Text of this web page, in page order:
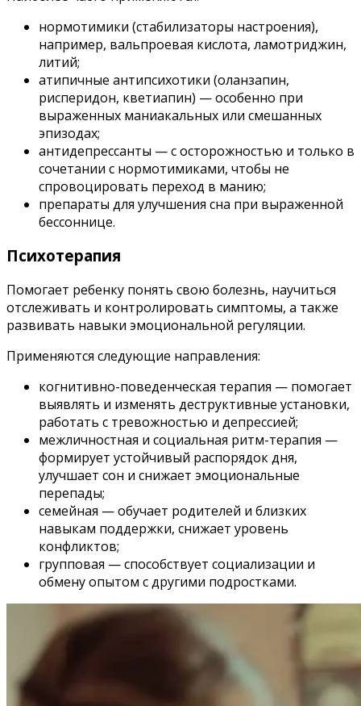
нормотимики (стабилизаторы настроения),
например, вальпроевая кислота, ламотриджин,
литий;
атипичные антипсихотики (оланзапин,
рисперидон, кветиапин) — особенно при
выраженных маниакальных или смешанных
эпизодах;
антидепрессанты — с осторожностью и только в
сочетании с нормотимиками, чтобы не
спровоцировать переход в манию;
препараты для улучшения сна при выраженной
бессоннице.
Психотерапия
Помогает ребенку понять свою болезнь, научиться
отслеживать и контролировать симптомы, а также
развивать навыки эмоциональной регуляции.
Применяются следующие направления:
когнитивно-поведенческая терапия — помогает
выявлять и изменять деструктивные установки,
работать с тревожностью и депрессией;
межличностная и социальная ритм-терапия —
формирует устойчивый распорядок дня,
улучшает сон и снижает эмоциональные
перепады;
семейная — обучает родителей и близких
навыкам поддержки, снижает уровень
конфликтов;
групповая — способствует социализации и
обмену опытом с другими подростками.